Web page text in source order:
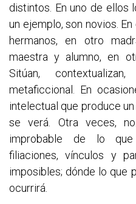
distintos. En uno de ellos
un ejemplo, son novios.
hermanos, en otro
maestra y alumno, en
Sitúan,
metaficcional. En
intelectual que produce
se verá. Otra veces,
improbable de lo
filiaciones, vínculos y
imposibles; dónde lo que
ocurrirá.